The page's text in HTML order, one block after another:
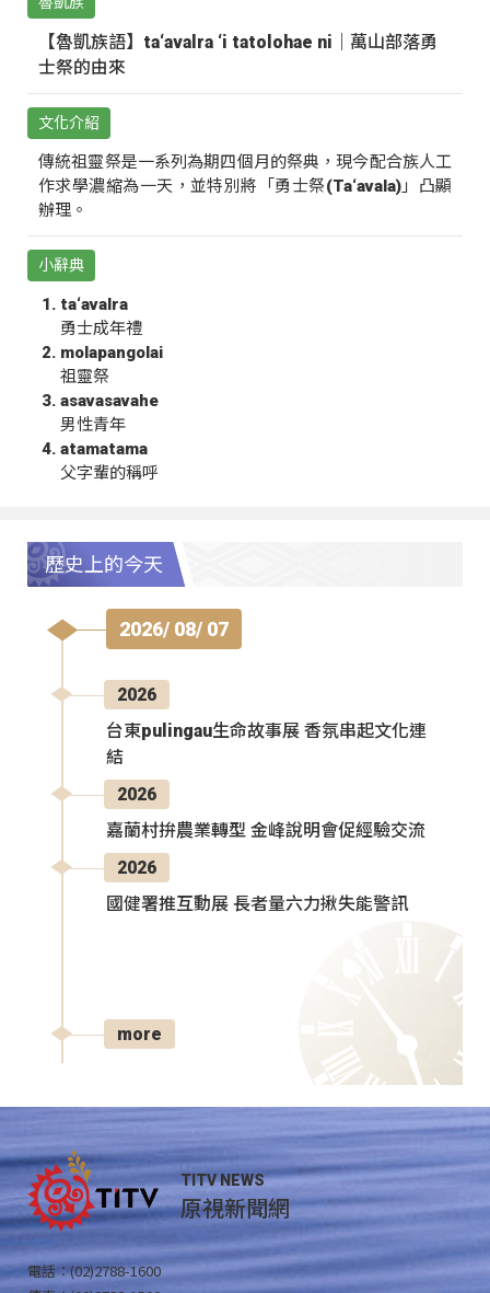
【魯凱族語】ta‘avalra ‘i tatolohae ni｜萬山部落勇
士祭的由來
文化介紹
傳統祖靈祭是一系列為期四個月的祭典，現今配合族人工
作求學濃縮為一天，並特別將「勇士祭(Ta‘avala)」凸顯
辦理。
小辭典
ta‘avalra
勇士成年禮
molapangolai
祖靈祭
asavasavahe
男性青年
atamatama
父字輩的稱呼
歷史上的今天
2026/ 08/ 07
2026
台東pulingau生命故事展 香氛串起文化連
結
2026
嘉蘭村拚農業轉型 金峰說明會促經驗交流
2026
國健署推互動展 長者量六力揪失能警訊
more
TITV NEWS
原視新聞網
電話：(02)2788-1600